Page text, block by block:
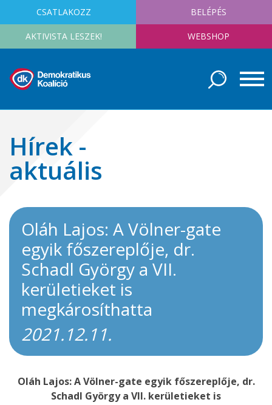
CSATLAKOZZ BELÉPÉS
AKTIVISTA LESZEK! WEBSHOP
Hírek -
aktuális
Oláh Lajos: A Völner-gate
egyik főszereplője, dr.
Schadl György a VII.
kerületieket is
megkárosíthatta
2021.12.11.
Oláh Lajos: A Völner-gate egyik főszereplője, dr.
Schadl György a VII. kerületieket is